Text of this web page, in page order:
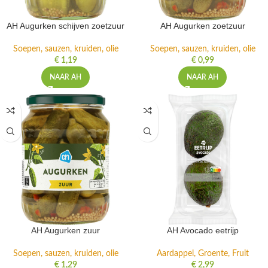
AH Augurken schijven zoetzuur
Soepen, sauzen, kruiden, olie
€1,19
NAAR AH
AH Augurken zoetzuur
Soepen, sauzen, kruiden, olie
€0,99
NAAR AH
AH Augurken zuur
Soepen, sauzen, kruiden, olie
€1,29
AH Avocado eetrijp
Aardappel, Groente, Fruit
€2,99